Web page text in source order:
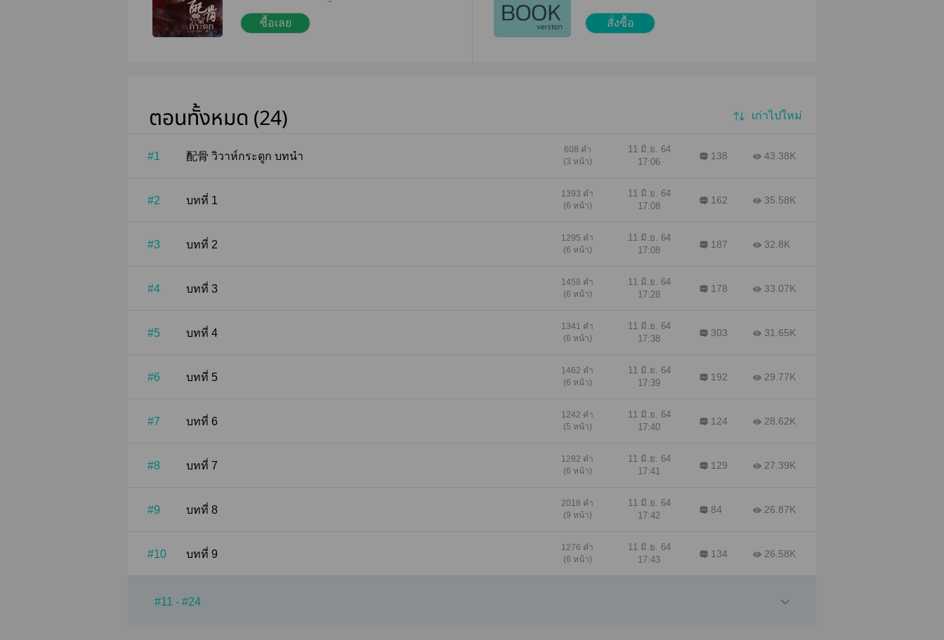
หลิวแทนคุณหนูของตน แม้รู้ว่าการแต่งาน
สลายเหลือเพียงกระดูกก็ไม่อาจหลุดพ้น ต้อง
ทนอยู่ภายในคฤหาสน์ต้องคำสาปนี้ไปจนชั่วนิ
ไป๋หลง ด้วยต้องการทดแทนบุญคุณสกุลเหอ
ซื้อเลย
สั่งซื้อ
ตอนทั้งหมด (24) เก่าไปใหม่
#1 配骨 วิวาห์กระดูก บทนำ
608 คำ
(3 หน้า)
11 มิ.ย. 64
17:06
138 43.38K
#2 บทที่ 1
1393 คำ
(6 หน้า)
11 มิ.ย. 64
17:08
162 35.58K
#3 บทที่ 2
1295 คำ
(6 หน้า)
11 มิ.ย. 64
17:08
187 32.8K
#4 บทที่ 3
1458 คำ
(6 หน้า)
11 มิ.ย. 64
17:28
178 33.07K
#5 บทที่ 4
1341 คำ
(6 หน้า)
11 มิ.ย. 64
17:38
303 31.65K
#6 บทที่ 5
1462 คำ
(6 หน้า)
11 มิ.ย. 64
17:39
192 29.77K
#7 บทที่ 6
1242 คำ
(5 หน้า)
11 มิ.ย. 64
17:40
124 28.62K
#8 บทที่ 7
1282 คำ
(6 หน้า)
11 มิ.ย. 64
17:41
129 27.39K
#9 บทที่ 8
2018 คำ
(9 หน้า)
11 มิ.ย. 64
17:42
84 26.87K
#10 บทที่ 9
1276 คำ
(6 หน้า)
11 มิ.ย. 64
17:43
134 26.58K
#11 - #24